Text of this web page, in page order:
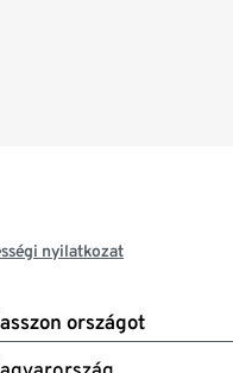
nyilatkozat
országot